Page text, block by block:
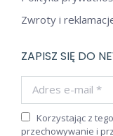
Zwroty i
ZAPISZ SIĘ DO
Korzystając z
przechowywanie i